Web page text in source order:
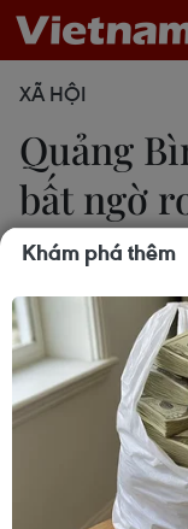
XÃ HỘI
Quảng
bất ngờ
tích
Tá Chuyên
28/11/2023 11:54
Ngày 27/11, khi
biển cách Cửa
hải lý về hướng
Văn Thiện bất
Khám phá thêm